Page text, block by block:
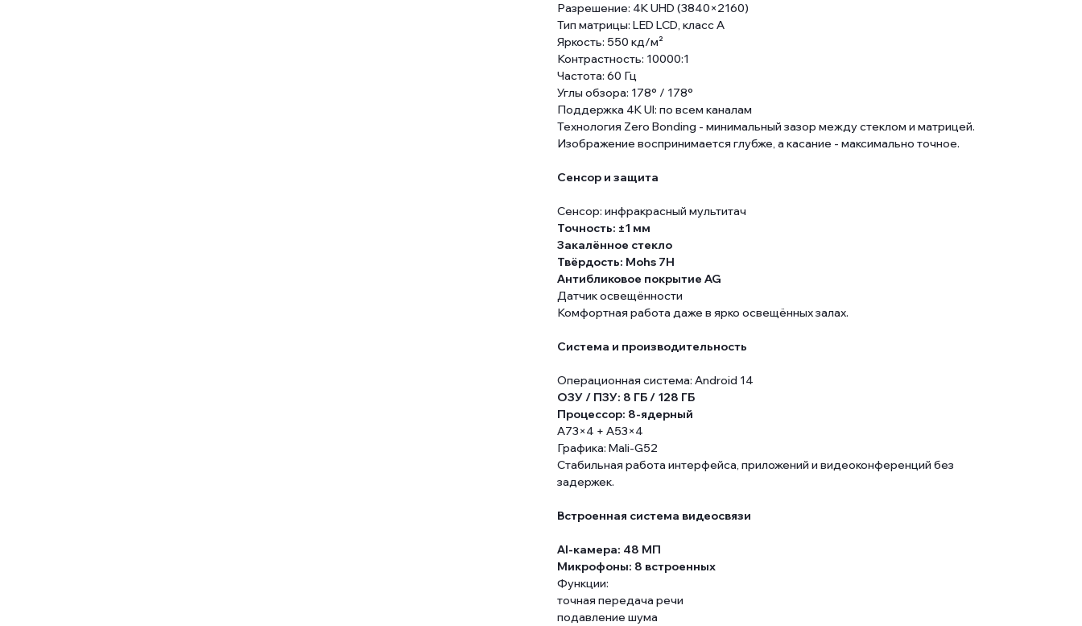
Разрешение: 4K UHD (3840×2160)
Тип матрицы: LED LCD, класс A
Яркость: 550 кд/м²
Контрастность: 10000:1
Частота: 60 Гц
Углы обзора: 178° / 178°
Поддержка 4K UI: по всем каналам
Технология Zero Bonding - минимальный зазор между стеклом и матрицей.
Изображение воспринимается глубже, а касание - максимально точное.
Сенсор и защита
Сенсор: инфракрасный мультитач
Точность: ±1 мм
Закалённое стекло
Твёрдость: Mohs 7H
Антибликовое покрытие AG
Датчик освещённости
Комфортная работа даже в ярко освещённых залах.
Система и производительность
Операционная система: Android 14
ОЗУ / ПЗУ: 8 ГБ / 128 ГБ
Процессор: 8-ядерный
A73×4 + A53×4
Графика: Mali-G52
Стабильная работа интерфейса, приложений и видеоконференций без
задержек.
Встроенная система видеосвязи
AI-камера: 48 МП
Микрофоны: 8 встроенных
Функции:
точная передача речи
подавление шума